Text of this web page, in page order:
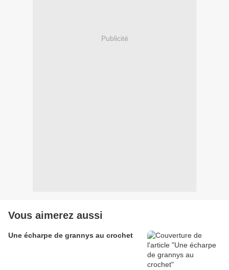
Publicité
Vous aimerez aussi
Une écharpe de grannys au crochet